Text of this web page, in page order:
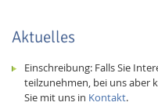
Aktuelles
Einschreibung: Falls Sie
teilzunehmen, bei uns aber
Sie mit uns in Kontakt.